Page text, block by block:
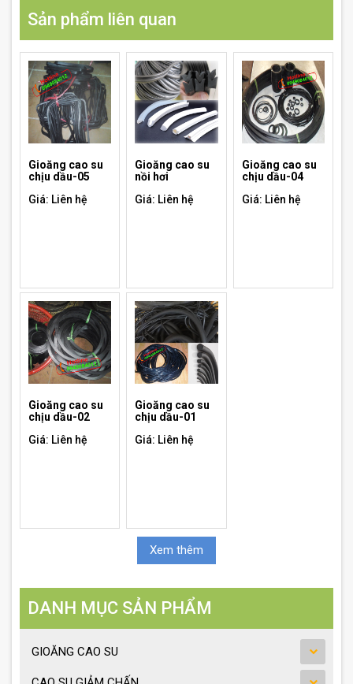
Sản phẩm liên quan
Gioăng cao su
chịu dầu-05
Giá: Liên hệ
Gioăng cao su
nồi hơi
Giá: Liên hệ
Gioăng cao su
chịu dầu-04
Giá: Liên hệ
Gioăng cao su
chịu dầu-02
Giá: Liên hệ
Gioăng cao su
chịu dầu-01
Giá: Liên hệ
Xem thêm
DANH MỤC SẢN PHẨM
GIOĂNG CAO SU